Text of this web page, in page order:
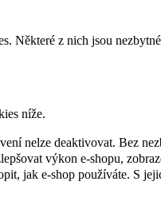
Některé z nich jsou
níže.
nelze deaktivovat. Bez
výkon e-shopu,
jak e-shop používáte. S